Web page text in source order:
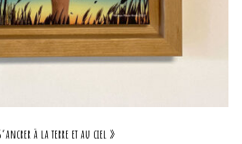
à la terre et au ciel »